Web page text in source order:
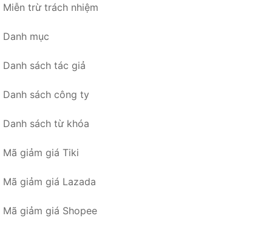
Miễn trừ trách nhiệm
Danh mục
Danh sách tác giả
Danh sách công ty
Danh sách từ khóa
Mã giảm giá Tiki
Mã giảm giá Lazada
Mã giảm giá Shopee